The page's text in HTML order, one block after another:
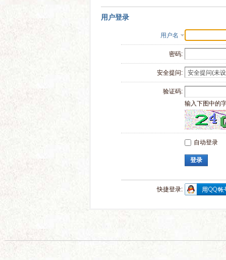
用户登录
用户名
密码:
安全提问:
验证码:
输入下图中的
自动登录
登录
快捷登录: